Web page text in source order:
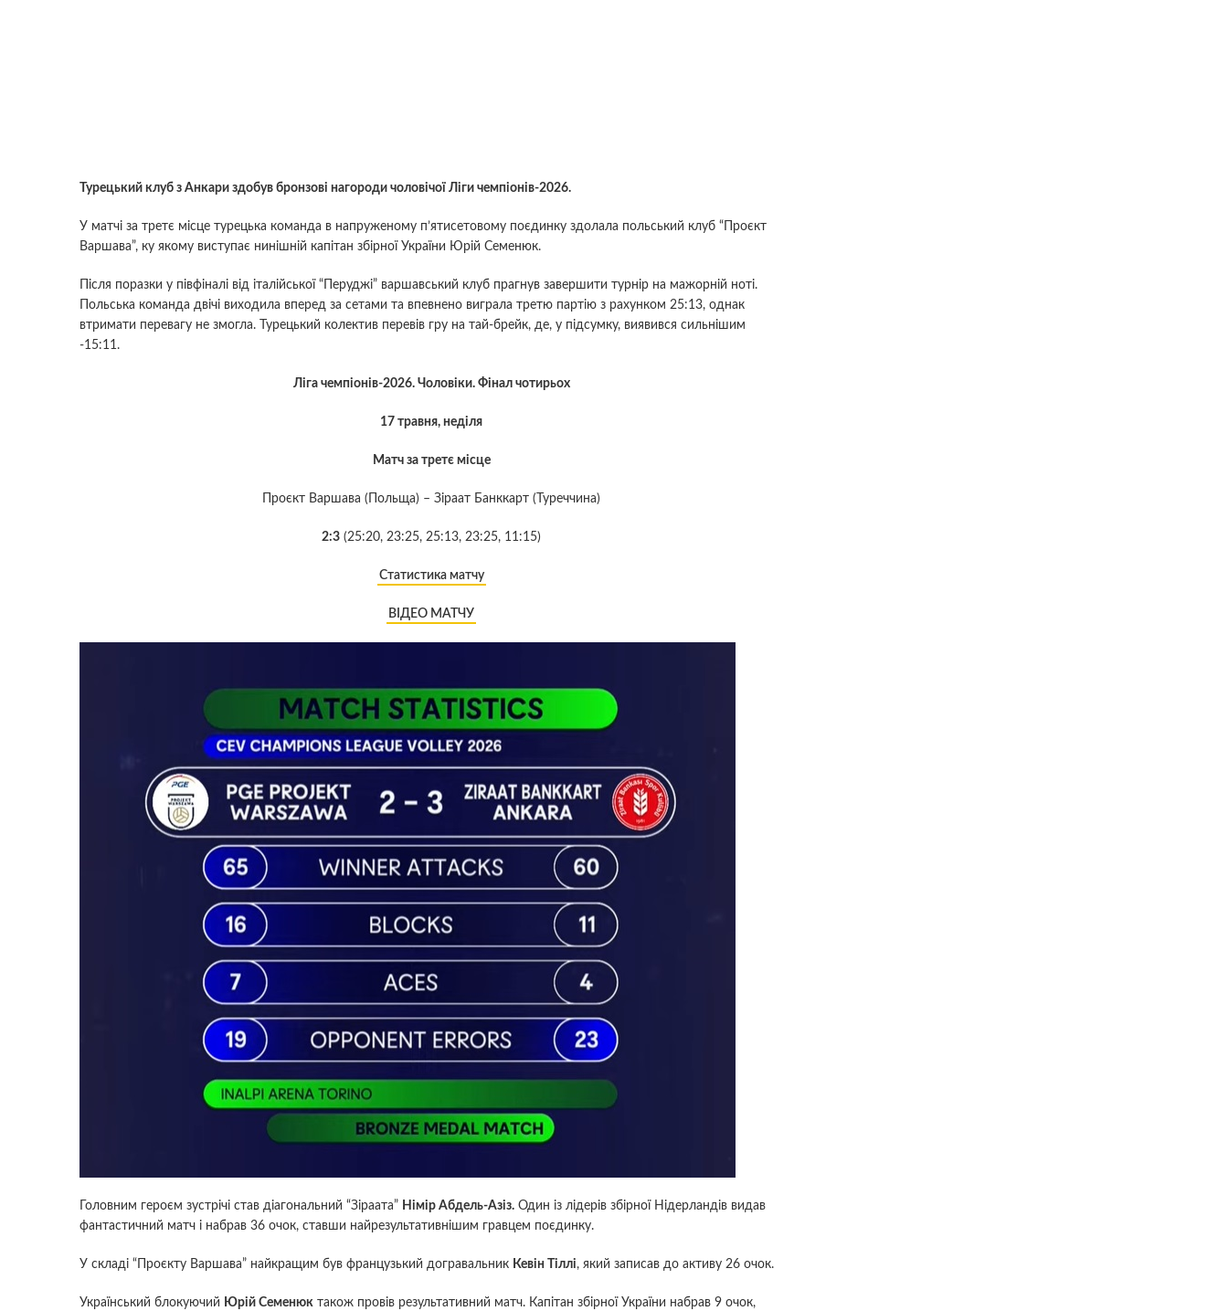
Турецький клуб з Анкари здобув бронзові нагороди чоловічої Ліги чемпіонів-2026.
У матчі за третє місце турецька команда в напруженому п’ятисетовому поєдинку здолала польський клуб “Проєкт
Варшава”, ку якому виступає нинішній капітан збірної України Юрій Семенюк.
Після поразки у півфіналі від італійської “Перуджі” варшавський клуб прагнув завершити турнір на мажорній ноті.
Польська команда двічі виходила вперед за сетами та впевнено виграла третю партію з рахунком 25:13, однак
втримати перевагу не змогла. Турецький колектив перевів гру на тай-брейк, де, у підсумку, виявився сильнішим
-15:11.
Ліга чемпіонів-2026. Чоловіки. Фінал чотирьох
17 травня, неділя
Матч за третє місце
Проєкт Варшава (Польща) – Зіраат Банккарт (Туреччина)
2:3 (25:20, 23:25, 25:13, 23:25, 11:15)
Статистика матчу
ВІДЕО МАТЧУ
Головним героєм зустрічі став діагональний “Зіраата” Німір Абдель-Азіз. Один із лідерів збірної Нідерландів видав
фантастичний матч і набрав 36 очок, ставши найрезультативнішим гравцем поєдинку.
У складі “Проєкту Варшава” найкращим був французький догравальник Кевін Тіллі, який записав до активу 26 очок.
Український блокуючий Юрій Семенюк також провів результативний матч. Капітан збірної України набрав 9 очок,